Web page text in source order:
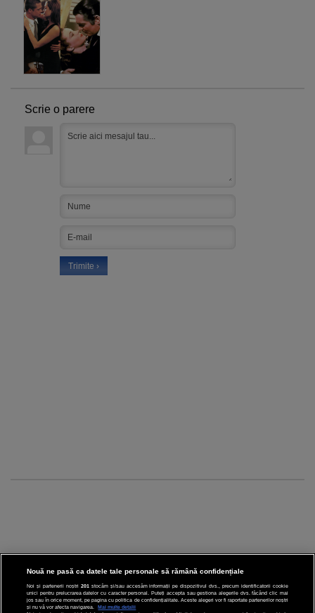
Scrie o parere
CINEMA
Nouă ne pasă ca datele tale personale să rămână confidențiale
Noi și partenerii noștri 201 stocăm și/sau accesăm informații pe dispozitivul dvs., precum identificatorii cookie
unici pentru prelucrarea datelor cu caracter personal. Puteți accepta sau gestiona alegerile dvs. făcând clic mai
jos sau în orice moment, pe pagina cu politica de confidențialitate. Aceste alegeri vor fi raportate partenerilor noștri
și nu vă vor afecta navigarea.
Mai multe detalii